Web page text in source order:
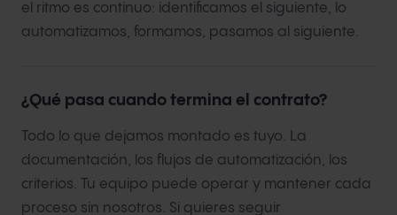
el ritmo es continuo: identificamos el siguiente, lo
automatizamos, formamos, pasamos al siguiente.
¿Qué pasa cuando termina el contrato?
Todo lo que dejamos montado es tuyo. La
documentación, los flujos de automatización, los
criterios. Tu equipo puede operar y mantener cada
proceso sin nosotros. Si quieres seguir